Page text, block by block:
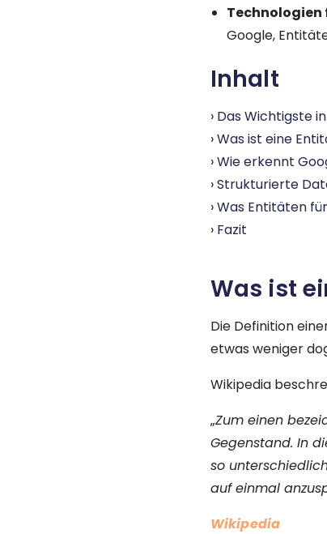
Google,
Inhalt
Das Wichtigste
Was ist eine
Wie erkennt
Strukturierte
Was Entitäten
Fazit
Was ist
Die Definition
etwas weniger
Wikipedia
„Zum einen
Gegenstand. In
so
auf einmal
Wikipedia